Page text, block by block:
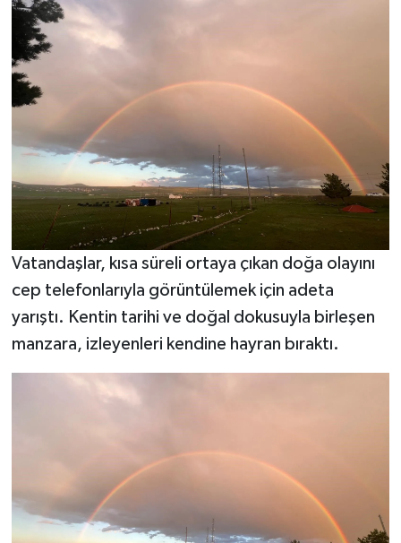
Vatandaşlar, kısa süreli ortaya çıkan doğa olayını
cep telefonlarıyla görüntülemek için adeta
yarıştı. Kentin tarihi ve doğal dokusuyla birleşen
manzara, izleyenleri kendine hayran bıraktı.